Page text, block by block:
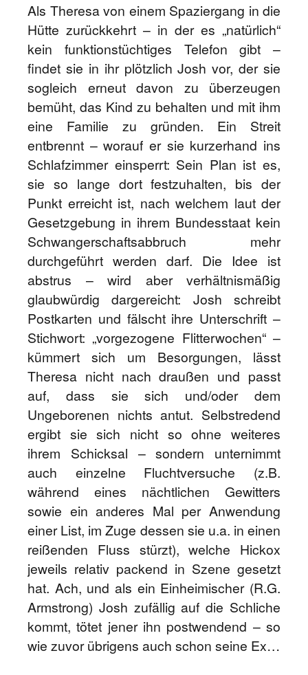
Als Theresa von einem Spaziergang in die
Hütte zurückkehrt – in der es „natürlich“
kein funktionstüchtiges Telefon gibt –
findet sie in ihr plötzlich Josh vor, der sie
sogleich erneut davon zu überzeugen
bemüht, das Kind zu behalten und mit ihm
eine Familie zu gründen. Ein Streit
entbrennt – worauf er sie kurzerhand ins
Schlafzimmer einsperrt: Sein Plan ist es,
sie so lange dort festzuhalten, bis der
Punkt erreicht ist, nach welchem laut der
Gesetzgebung in ihrem Bundesstaat kein
Schwangerschaftsabbruch mehr
durchgeführt werden darf. Die Idee ist
abstrus – wird aber verhältnismäßig
glaubwürdig dargereicht: Josh schreibt
Postkarten und fälscht ihre Unterschrift –
Stichwort: „vorgezogene Flitterwochen“ –
kümmert sich um Besorgungen, lässt
Theresa nicht nach draußen und passt
auf, dass sie sich und/oder dem
Ungeborenen nichts antut. Selbstredend
ergibt sie sich nicht so ohne weiteres
ihrem Schicksal – sondern unternimmt
auch einzelne Fluchtversuche (z.B.
während eines nächtlichen Gewitters
sowie ein anderes Mal per Anwendung
einer List, im Zuge dessen sie u.a. in einen
reißenden Fluss stürzt), welche Hickox
jeweils relativ packend in Szene gesetzt
hat. Ach, und als ein Einheimischer (R.G.
Armstrong) Josh zufällig auf die Schliche
kommt, tötet jener ihn postwendend – so
wie zuvor übrigens auch schon seine Ex…